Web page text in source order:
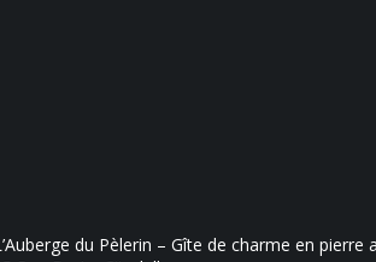
du Pèlerin – Gîte de charme en